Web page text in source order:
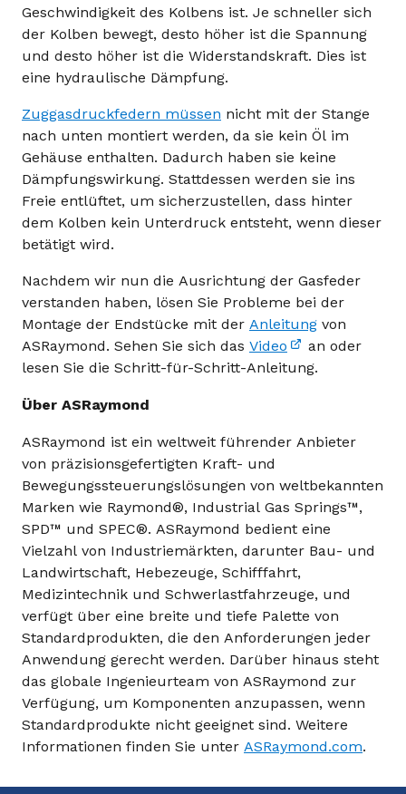
Geschwindigkeit des Kolbens ist. Je schneller sich
der Kolben bewegt, desto höher ist die Spannung
und desto höher ist die Widerstandskraft. Dies ist
eine hydraulische Dämpfung.
Zuggasdruckfedern müssen nicht mit der Stange
nach unten montiert werden, da sie kein Öl im
Gehäuse enthalten. Dadurch haben sie keine
Dämpfungswirkung. Stattdessen werden sie ins
Freie entlüftet, um sicherzustellen, dass hinter
dem Kolben kein Unterdruck entsteht, wenn dieser
betätigt wird.
Nachdem wir nun die Ausrichtung der Gasfeder
verstanden haben, lösen Sie Probleme bei der
Montage der Endstücke mit der Anleitung von
ASRaymond. Sehen Sie sich das Video
an oder
lesen Sie die Schritt-für-Schritt-Anleitung.
Über ASRaymond
ASRaymond ist ein weltweit führender Anbieter
von präzisionsgefertigten Kraft- und
Bewegungssteuerungslösungen von weltbekannten
Marken wie Raymond®, Industrial Gas Springs™,
SPD™ und SPEC®. ASRaymond bedient eine
Vielzahl von Industriemärkten, darunter Bau- und
Landwirtschaft, Hebezeuge, Schifffahrt,
Medizintechnik und Schwerlastfahrzeuge, und
verfügt über eine breite und tiefe Palette von
Standardprodukten, die den Anforderungen jeder
Anwendung gerecht werden. Darüber hinaus steht
das globale Ingenieurteam von ASRaymond zur
Verfügung, um Komponenten anzupassen, wenn
Standardprodukte nicht geeignet sind. Weitere
Informationen finden Sie unter ASRaymond.com.